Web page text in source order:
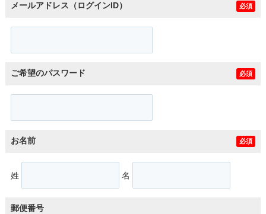
メールアドレス（ログインID） 必須
ご希望のパスワード 必須
お名前 必須
姓 名
郵便番号